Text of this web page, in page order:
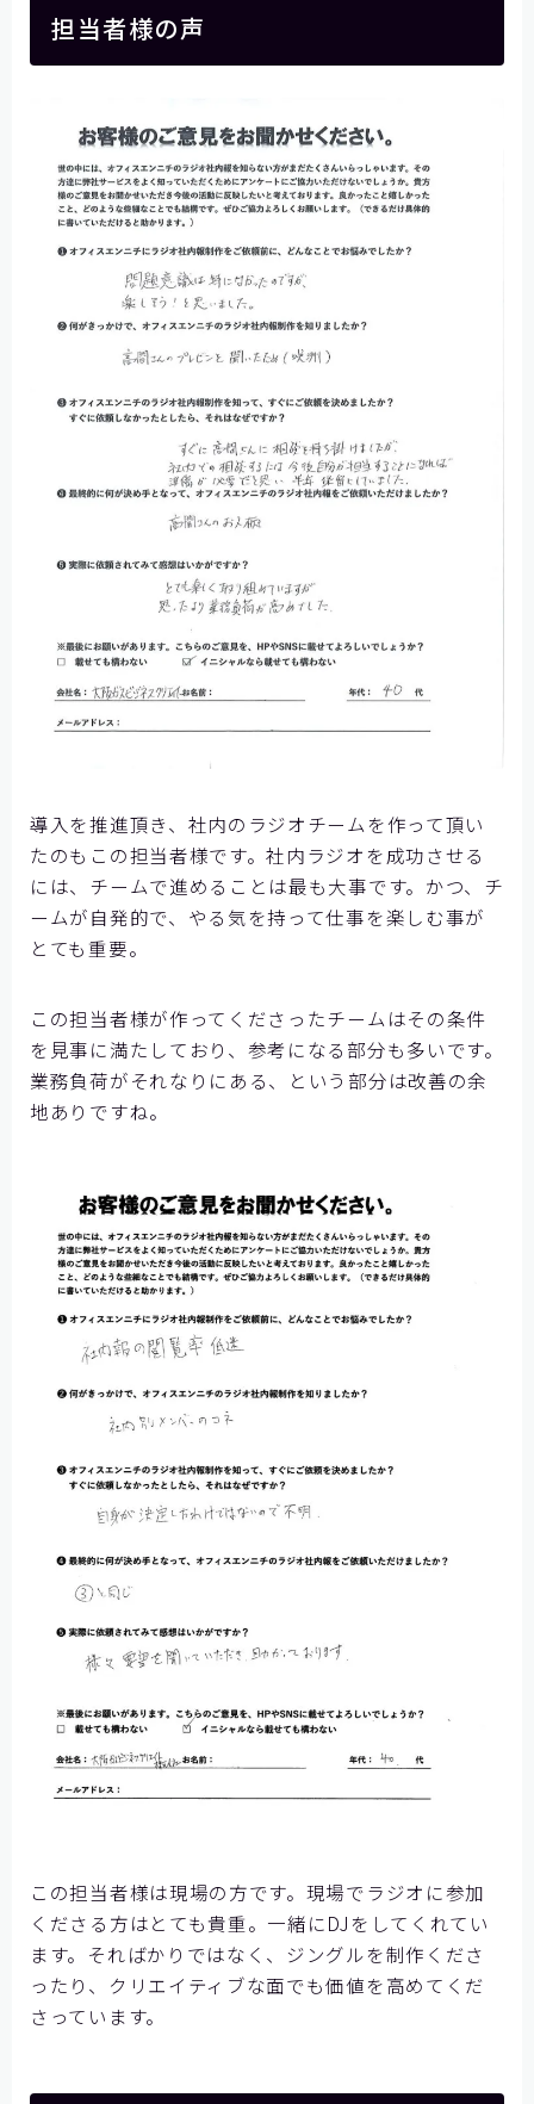
担当者様の声
導入を推進頂き、社内のラジオチームを作って頂い
たのもこの担当者様です。社内ラジオを成功させる
には、チームで進めることは最も大事です。かつ、チ
ームが自発的で、やる気を持って仕事を楽しむ事が
とても重要。
この担当者様が作ってくださったチームはその条件
を見事に満たしており、参考になる部分も多いです。
業務負荷がそれなりにある、という部分は改善の余
地ありですね。
この担当者様は現場の方です。現場でラジオに参加
くださる方はとても貴重。一緒にDJをしてくれてい
ます。そればかりではなく、ジングルを制作くださ
ったり、クリエイティブな面でも価値を高めてくだ
さっています。